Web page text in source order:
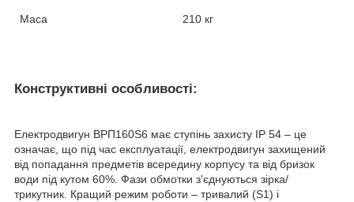
Маса 210 кг
Конструктивні особливості:
Електродвигун ВРП160Ѕ6 має ступінь захисту IP 54 – це
означає, що під час експлуатації, електродвигун захищений
від попадання предметів всередину корпусу та від бризок
води під кутом 60%. Фази обмотки з'єднуються зірка/
трикутник. Кращий режим роботи – тривалий (S1) і